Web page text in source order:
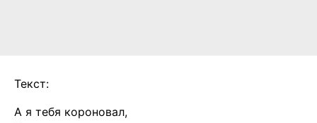
Текст:
А я тебя короновал,